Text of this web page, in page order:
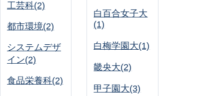
工芸科(2)
都市環境(2)
システムデザ
イン(2)
食品栄養科(2)
白百合女子大
(1)
白梅学園大(1)
畿央大(2)
甲子園大(3)